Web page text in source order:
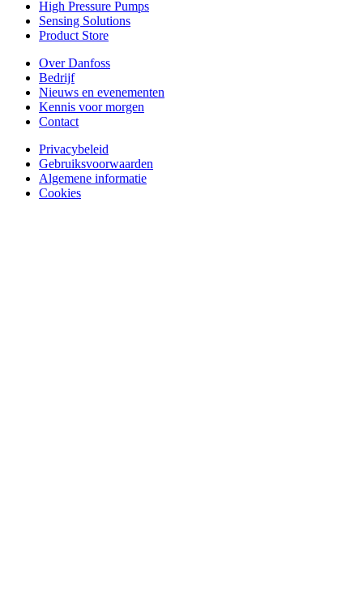
High Pressure Pumps
Sensing Solutions
Product Store
Over Danfoss
Bedrijf
Nieuws en evenementen
Kennis voor morgen
Contact
Privacybeleid
Gebruiksvoorwaarden
Algemene informatie
Cookies